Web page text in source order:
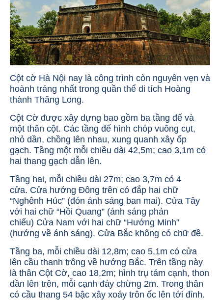
Cột cờ Hà Nội nay là công trình còn nguyên vẹn và
hoành tráng nhất trong quần thể di tích Hoàng
thành Thăng Long.
Cột Cờ được xây dựng bao gồm ba tầng đế và
một thân cột. Các tầng đế hình chóp vuông cụt,
nhỏ dần, chồng lên nhau, xung quanh xây ốp
gạch. Tầng một mỗi chiều dài 42,5m; cao 3,1m có
hai thang gạch dẫn lên.
Tầng hai, mỗi chiều dài 27m; cao 3,7m có 4
cửa. Cửa hướng Đông trên có đắp hai chữ
“Nghênh Húc” (đón ánh sáng ban mai). Cửa Tây
với hai chữ “Hồi Quang” (ánh sáng phản
chiếu) Cửa Nam với hai chữ “Hướng Minh”
(hướng về ánh sáng). Cửa Bắc không có chữ đề.
Tầng ba, mỗi chiều dài 12,8m; cao 5,1m có cửa
lên cầu thanh trông về hướng Bắc. Trên tầng này
là thân Cột Cờ, cao 18,2m; hình trụ tám cạnh, thon
dần lên trên, mỗi cạnh đáy chừng 2m. Trong thân
có cầu thang 54 bậc xây xoáy trôn ốc lên tới đỉnh.